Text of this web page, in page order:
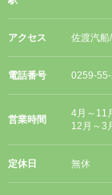
アクセス 佐渡汽
電話番号 0259-
営業時間
4月～11
12月～
定休日 無休